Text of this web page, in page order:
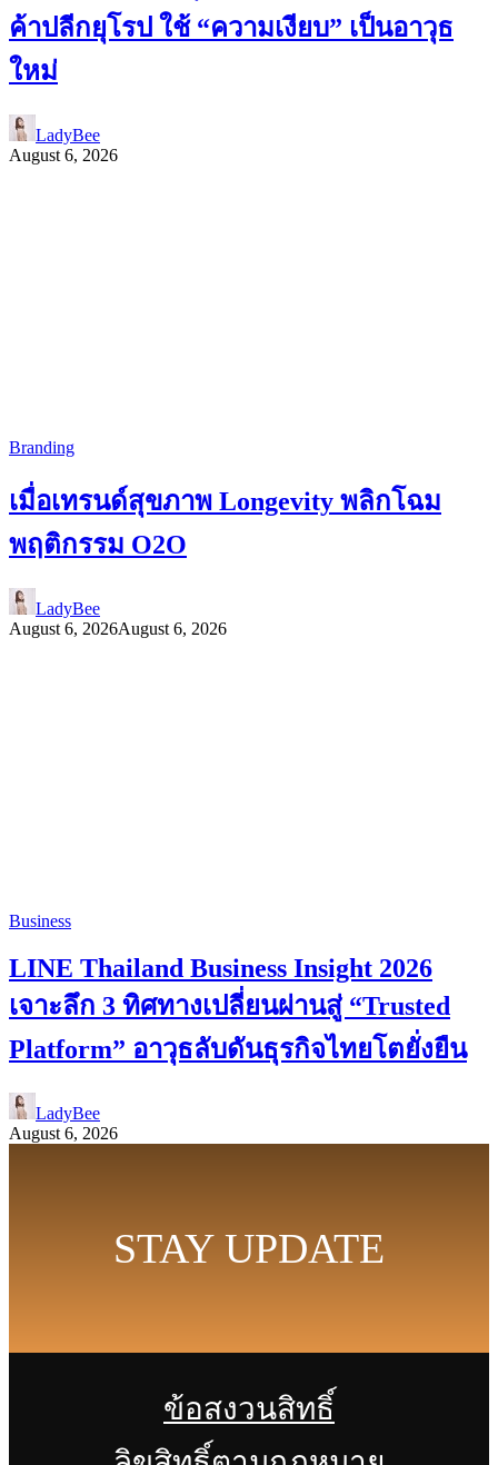
ค้าปลีกยุโรป ใช้ “ความเงียบ” เป็นอาวุธ
ใหม่
LadyBee
August 6, 2026
Branding
เมื่อเทรนด์สุขภาพ Longevity พลิกโฉม
พฤติกรรม O2O
LadyBee
August 6, 2026August 6, 2026
Business
LINE Thailand Business Insight 2026
เจาะลึก 3 ทิศทางเปลี่ยนผ่านสู่ “Trusted
Platform” อาวุธลับดันธุรกิจไทยโตยั่งยืน
LadyBee
August 6, 2026
STAY UPDATE
ข้อสงวนสิทธิ์